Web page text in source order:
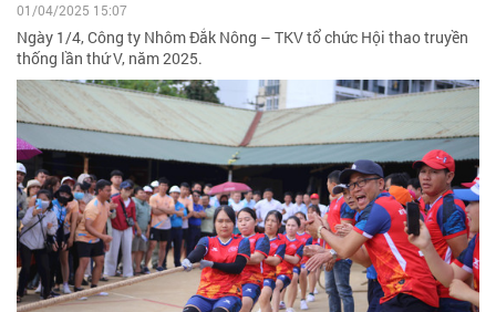
01/04/2025 15:07
Ngày 1/4, Công ty Nhôm Đắk Nông – TKV tổ chức Hội thao truyền
thống lần thứ V, năm 2025.